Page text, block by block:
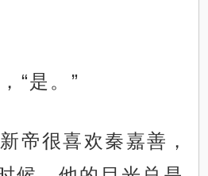
“是。”
帝很喜欢秦嘉善，